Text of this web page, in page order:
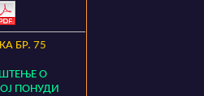
БР. 75
О
ПОНУДИ